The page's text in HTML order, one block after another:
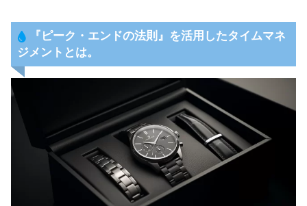
『 ピーク・エンドの法則 』 を活用したタイムマネ
ジメントとは。